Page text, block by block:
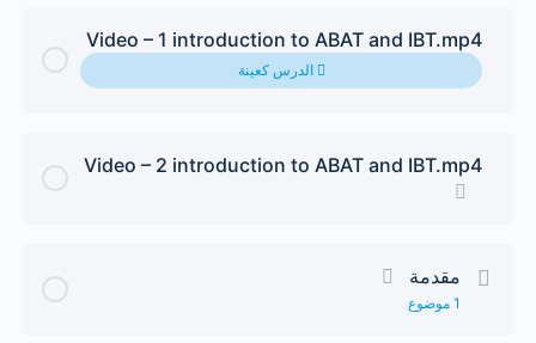
Video – 1 introduction to ABAT and IBT.mp4
الدرس كعينة
Video – 2 introduction to ABAT and IBT.mp4
مقدمة
1 موضوع